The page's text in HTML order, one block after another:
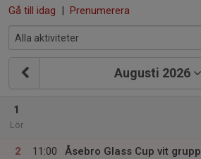
Gå till idag | Prenumerera
Augusti 2026
1
Lör
2
11:00
Åsebro Glass Cup vit grupp